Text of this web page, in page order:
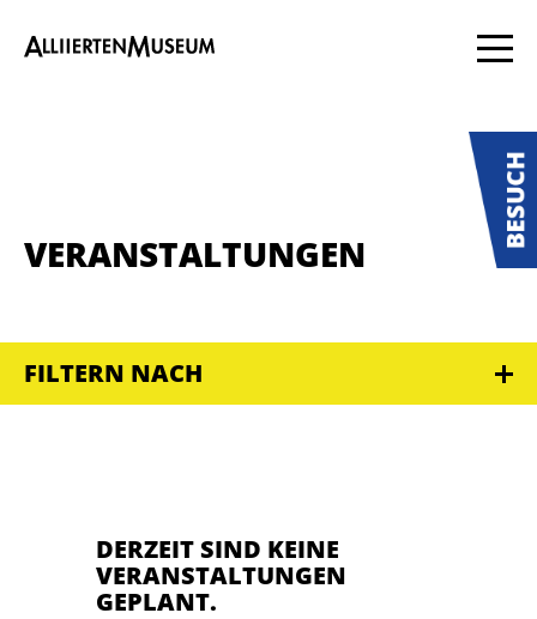
VERANSTALTUNGEN
FILTERN NACH
DERZEIT SIND KEINE
VERANSTALTUNGEN
GEPLANT.